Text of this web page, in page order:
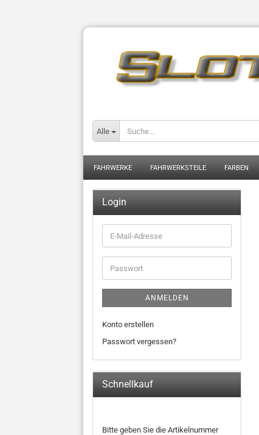
Alle
FAHRWERKE FAHRWERKSTEILE FARBEN
Login
E-
Mail-
Adresse
Passwort
ANMELDEN
Konto erstellen
Passwort vergessen?
Schnellkauf
BITTE
Bitte geben Sie die Artikelnummer